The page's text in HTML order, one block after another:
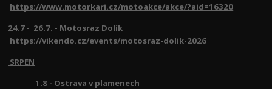
https://www.motorkari.cz/motoakce/akce/?aid=16320
24.7 - 26.7. - Motosraz Dolík
https://vikendo.cz/events/motosraz-dolik-2026
SRPEN
1.8 - Ostrava v plamenech